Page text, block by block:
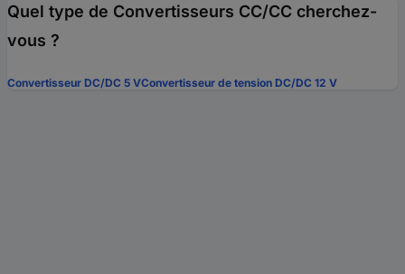
Quel type de Convertisseurs CC/CC cherchez-
vous ?
Convertisseur DC/DC 5 VConvertisseur de tension DC/DC 12 V